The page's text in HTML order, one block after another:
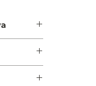
notas